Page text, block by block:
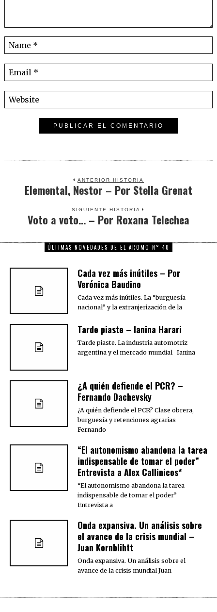
ANTERIOR HISTORIA
Previous
Elemental, Nestor – Por Stella Grenat
SIGUIENTE HISTORIA
Next
Voto a voto… – Por Roxana Telechea
ÚLTIMAS NOVEDADES DE EL AROMO N° 40
Cada vez más inútiles – Por
Verónica Baudino
Cada vez más inútiles. La “burguesía
nacional” y la extranjerización de la
Tarde piaste – Ianina Harari
Tarde piaste. La industria automotriz
argentina y el mercado mundial Ianina
¿A quién defiende el PCR? –
Fernando Dachevsky
¿A quién defiende el PCR? Clase obrera,
burguesía y retenciones agrarias
Fernando
“El autonomismo abandona la tarea
indispensable de tomar el poder”
Entrevista a Alex Callinicos*
“El autonomismo abandona la tarea
indispensable de tomar el poder”
Entrevista a
Onda expansiva. Un análisis sobre
el avance de la crisis mundial –
Juan Kornblihtt
Onda expansiva. Un análisis sobre el
avance de la crisis mundial Juan